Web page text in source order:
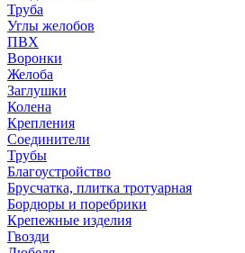
Труба
Углы желобов
ПВХ
Воронки
Желоба
Заглушки
Колена
Крепления
Соединители
Трубы
Благоустройство
Брусчатка, плитка тротуарная
Бордюры и поребрики
Крепежные изделия
Гвозди